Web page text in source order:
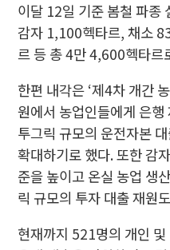
이달 12일 기준 봄철 파종
감자 1,100헥타르, 채소
르 등 총 4만 4,600헥타르
한편 내각은 ‘제4차 개간
원에서 농업인들에게 은
투그릭 규모의 운전자본
확대하기로 했다. 또한 감
준을 높이고 온실 농업 생
릭 규모의 투자 대출 재원
현재까지 521명의 개인